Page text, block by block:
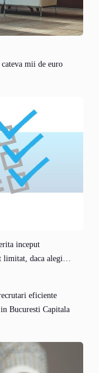
mii de euro
inceput
daca alegi…
eficiente
Bucuresti Capitala